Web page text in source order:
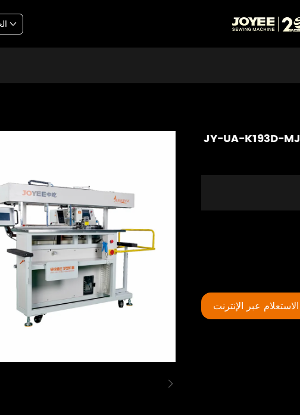
JY-UA-K193D-MJ الماكينة الأوتوماتيكية للتغذية وتخييط الأزرار على أطراف القمصان